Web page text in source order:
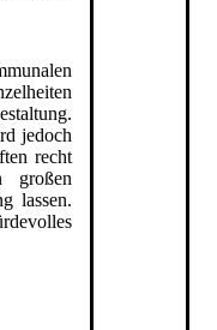
jedoch
recht
großen
lassen.